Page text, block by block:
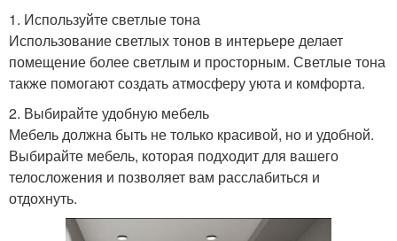
1. Используйте светлые тона
Использование светлых тонов в интерьере делает
помещение более светлым и просторным. Светлые тона
также помогают создать атмосферу уюта и комфорта.
2. Выбирайте удобную мебель
Мебель должна быть не только красивой, но и удобной.
Выбирайте мебель, которая подходит для вашего
телосложения и позволяет вам расслабиться и
отдохнуть.